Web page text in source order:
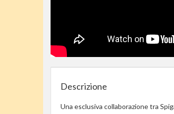
Descrizione
Una esclusiva collaborazione tra